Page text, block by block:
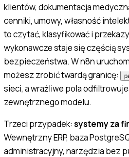
klientów, dokumentacja
cenniki, umowy, własność
to czytać, klasyfikować i
wykonawcze staje się częścią
bezpieczeństwa. W n8n
możesz zrobić twardą granicę:
sieci, a wrażliwe pola
zewnętrznego modelu.
Trzeci przypadek: systemy za
Wewnętrzny ERP, baza
administracyjny, narzędzia bez